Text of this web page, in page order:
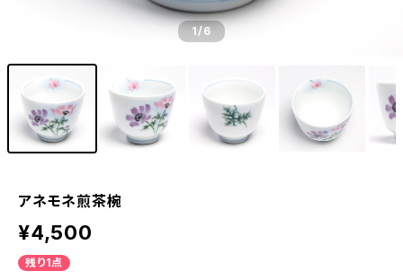
1/6
アネモネ煎茶椀
¥4,500
残り1点